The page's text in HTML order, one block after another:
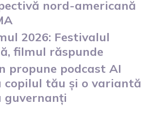
nord-americană
2026: Festivalul
filmul răspunde
propune podcast AI
copilul tău și o variantă
guvernanți